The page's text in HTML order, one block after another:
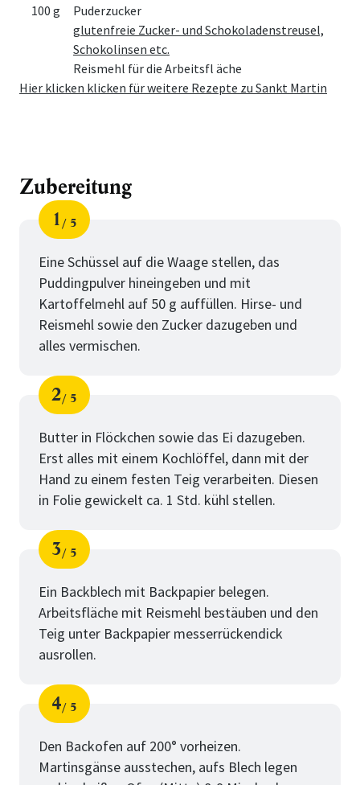
100 g
Puderzucker
glutenfreie Zucker- und Schokoladenstreusel,
Schokolinsen etc.
Reismehl für die Arbeitsfl äche
Hier klicken klicken für weitere Rezepte zu Sankt Martin
Zubereitung
Schritt
1
von
5
Eine Schüssel auf die Waage stellen, das
Puddingpulver hineingeben und mit
Kartoffelmehl auf 50 g auffüllen. Hirse- und
Reismehl sowie den Zucker dazugeben und
alles vermischen.
Schritt
2
von
5
Butter in Flöckchen sowie das Ei dazugeben.
Erst alles mit einem Kochlöffel, dann mit der
Hand zu einem festen Teig verarbeiten. Diesen
in Folie gewickelt ca. 1 Std. kühl stellen.
Schritt
3
von
5
Ein Backblech mit Backpapier belegen.
Arbeitsfläche mit Reismehl bestäuben und den
Teig unter Backpapier messerrückendick
ausrollen.
Schritt
4
von
5
Den Backofen auf 200° vorheizen.
Martinsgänse ausstechen, aufs Blech legen